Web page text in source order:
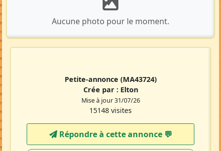
Aucune photo pour le moment.
Petite-annonce (MA43724)
Crée par : Elton
Mise à jour 31/07/26
15148 visites
Répondre à cette annonce 💬​